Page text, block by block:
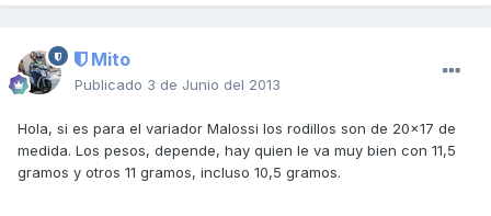
Mito
Publicado 3 de Junio del 2013
Hola, si es para el variador Malossi los rodillos son de 20x17 de
medida. Los pesos, depende, hay quien le va muy bien con 11,5
gramos y otros 11 gramos, incluso 10,5 gramos.